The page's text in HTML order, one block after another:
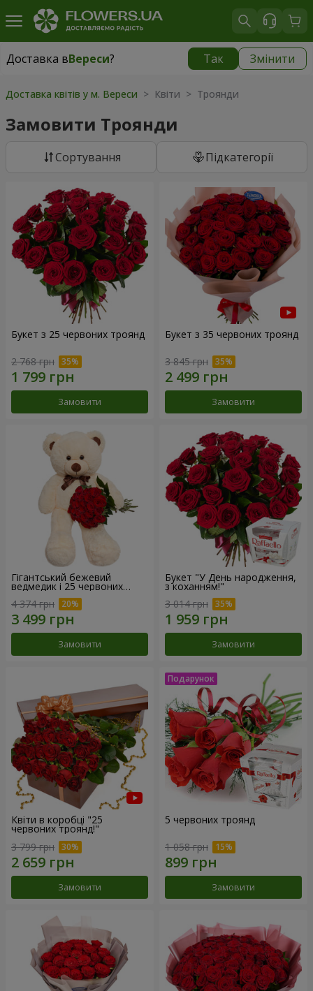
Доставка вВереси? Так Змінити
Доставка вВереси
Доставка квітів у м. Вереси > Квіти > Троянди
Замовити Троянди
Сортування Підкатегорії
Букет з 25 червоних троянд
2 768 грн
Замовити
Букет з 35 червоних троянд
3 845 грн
Замовити
Гігантський бежевий
ведмедик і 25 червоних
троянд
4 374 грн
Замовити
Букет "У День народження,
з коханням!"
3 014 грн
Замовити
Квіти в коробці "25
червоних троянд!"
3 799 грн
Замовити
5 червоних троянд
1 058 грн
Замовити